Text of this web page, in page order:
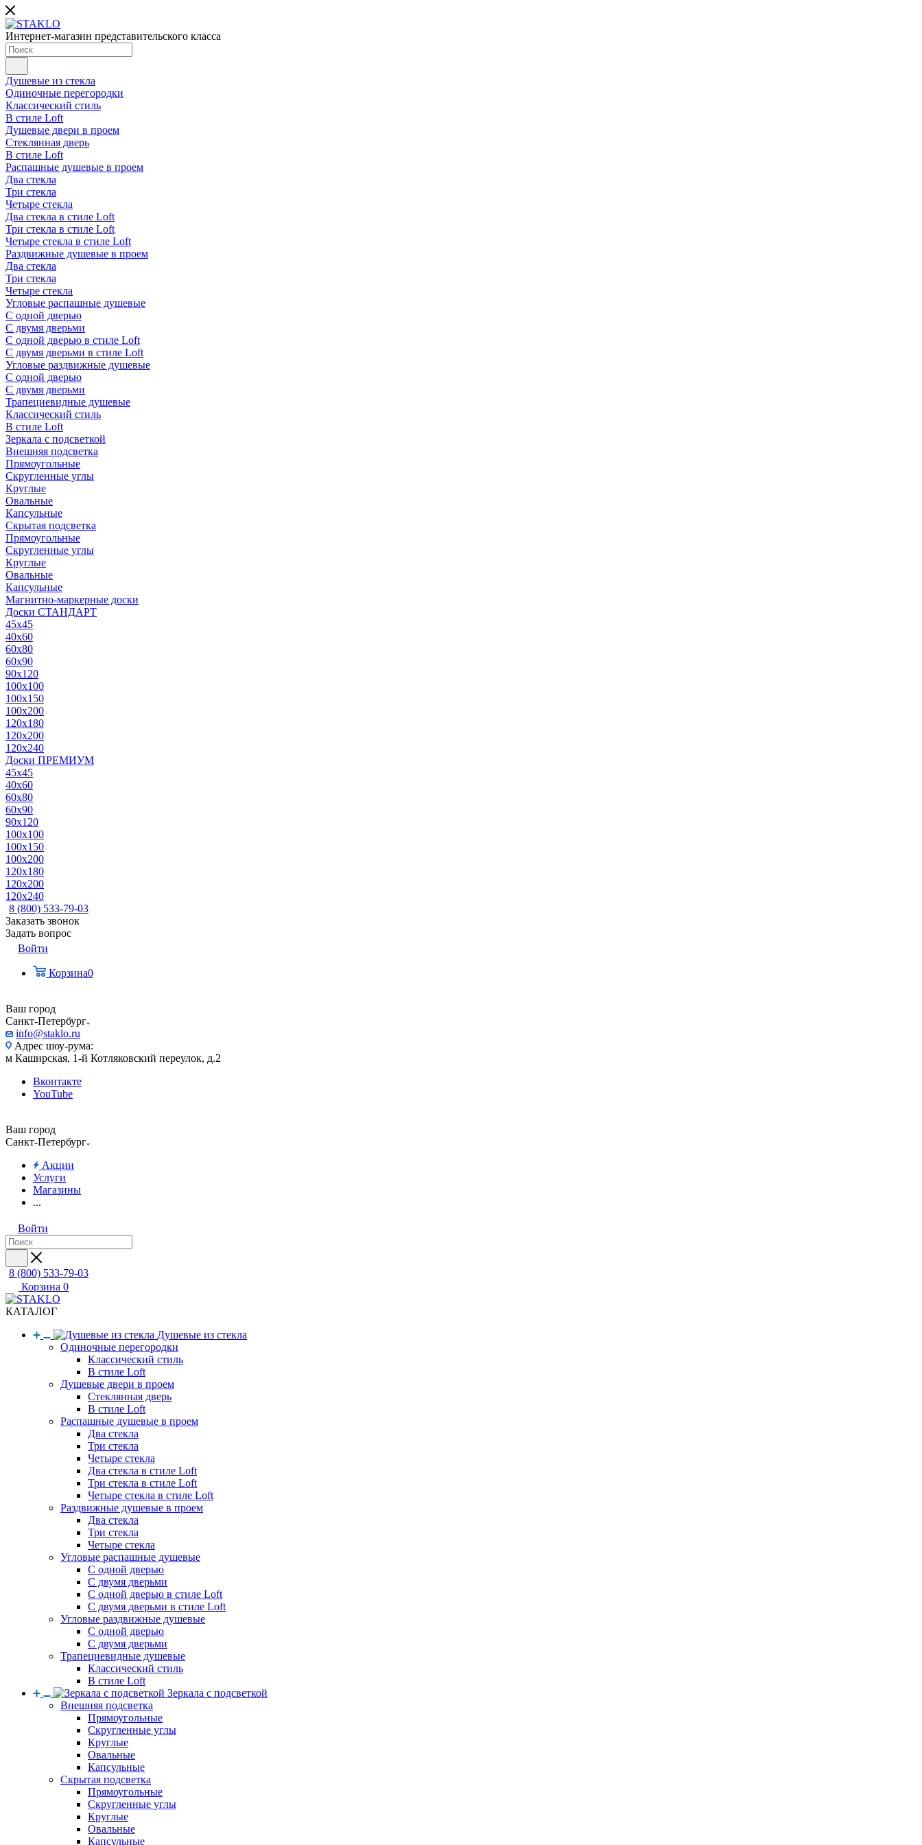
Интернет-магазин представительского класса
Душевые из стекла
Одиночные перегородки
Классический стиль
В стиле Loft
Душевые двери в проем
Стеклянная дверь
В стиле Loft
Распашные душевые в проем
Два стекла
Три стекла
Четыре стекла
Два стекла в стиле Loft
Три стекла в стиле Loft
Четыре стекла в стиле Loft
Раздвижные душевые в проем
Два стекла
Три стекла
Четыре стекла
Угловые распашные душевые
С одной дверью
С двумя дверьми
С одной дверью в стиле Loft
С двумя дверьми в стиле Loft
Угловые раздвижные душевые
С одной дверью
С двумя дверьми
Трапециевидные душевые
Классический стиль
В стиле Loft
Зеркала с подсветкой
Внешняя подсветка
Прямоугольные
Скругленные углы
Круглые
Овальные
Капсульные
Скрытая подсветка
Прямоугольные
Скругленные углы
Круглые
Овальные
Капсульные
Магнитно-маркерные доски
Доски СТАНДАРТ
45x45
40x60
60x80
60x90
90x120
100x100
100x150
100x200
120x180
120x200
120x240
Доски ПРЕМИУМ
45x45
40x60
60x80
60x90
90x120
100x100
100x150
100x200
120x180
120x200
120x240
8 (800) 533-79-03
Заказать звонок
Задать вопрос
Войти
Корзина0
Ваш город
Санкт-Петербург
info@staklo.ru
Адрес шоу-рума:
м Каширская, 1-й Котляковский переулок, д.2
Вконтакте
YouTube
Ваш город
Санкт-Петербург
Акции
Услуги
Магазины
...
Войти
8 (800) 533-79-03
Корзина 0
КАТАЛОГ
Душевые из стекла
Одиночные перегородки
Классический стиль
В стиле Loft
Душевые двери в проем
Стеклянная дверь
В стиле Loft
Распашные душевые в проем
Два стекла
Три стекла
Четыре стекла
Два стекла в стиле Loft
Три стекла в стиле Loft
Четыре стекла в стиле Loft
Раздвижные душевые в проем
Два стекла
Три стекла
Четыре стекла
Угловые распашные душевые
С одной дверью
С двумя дверьми
С одной дверью в стиле Loft
С двумя дверьми в стиле Loft
Угловые раздвижные душевые
С одной дверью
С двумя дверьми
Трапециевидные душевые
Классический стиль
В стиле Loft
Зеркала с подсветкой
Внешняя подсветка
Прямоугольные
Скругленные углы
Круглые
Овальные
Капсульные
Скрытая подсветка
Прямоугольные
Скругленные углы
Круглые
Овальные
Капсульные